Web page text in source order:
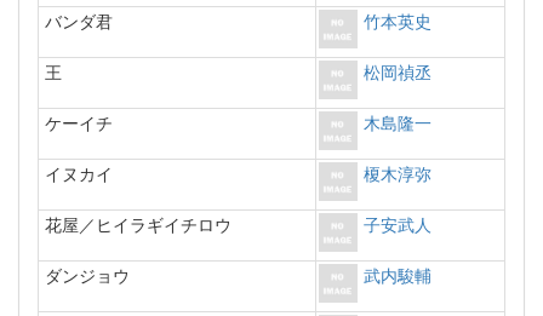
バンダ君 竹本英史
王 松岡禎丞
ケーイチ 木島隆一
イヌカイ 榎木淳弥
花屋／ヒイラギイチロウ 子安武人
ダンジョウ 武内駿輔